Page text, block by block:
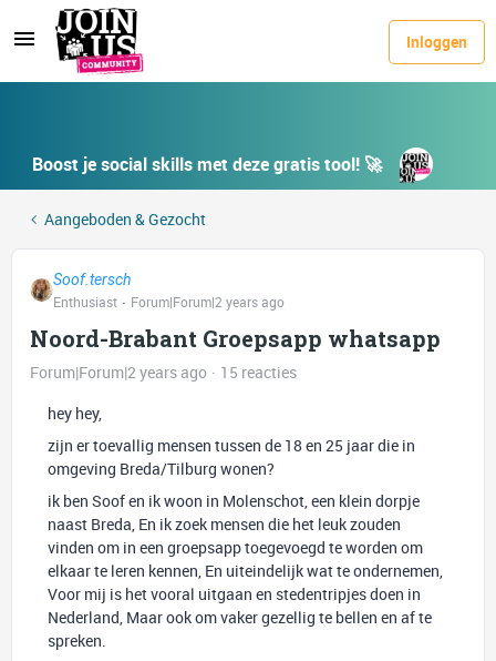
Inloggen
Boost je social skills met deze gratis tool! 🚀
Aangeboden & Gezocht
Soof.tersch
Enthusiast
Forum|Forum|2 years ago
Noord-Brabant Groepsapp whatsapp
Forum|Forum|2 years ago
15 reacties
hey hey,
zijn er toevallig mensen tussen de 18 en 25 jaar die in
omgeving Breda/Tilburg wonen?
ik ben Soof en ik woon in Molenschot, een klein dorpje
naast Breda, En ik zoek mensen die het leuk zouden
vinden om in een groepsapp toegevoegd te worden om
elkaar te leren kennen, En uiteindelijk wat te ondernemen,
Voor mij is het vooral uitgaan en stedentripjes doen in
Nederland, Maar ook om vaker gezellig te bellen en af te
spreken.